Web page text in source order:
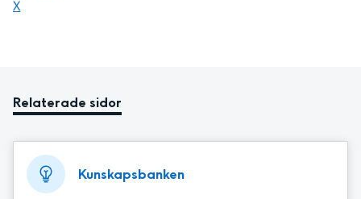
Dela sidan på
X
Relaterade sidor
Kunskapsbanken